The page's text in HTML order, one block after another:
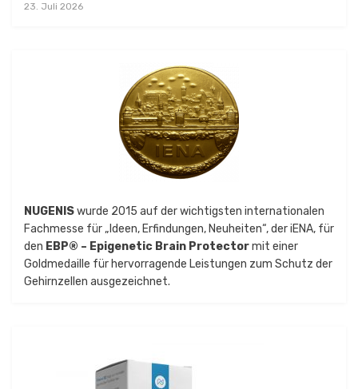
23. Juli 2026
NUGENISwurde 2015 auf der wichtigsten internationalen
Fachmesse für „Ideen, Erfindungen, Neuheiten“, der iENA, für
den EBP® – Epigenetic Brain Protectormit einer
Goldmedaille für hervorragende Leistungen zum Schutz der
Gehirnzellen ausgezeichnet.